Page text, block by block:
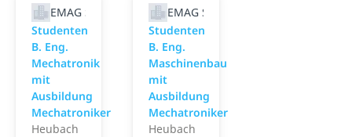
EMAG Salach Maschinenfabrik GmbH
Studenten
B. Eng.
Mechatronik
mit
Ausbildung
Mechatroniker
Heubach
EMAG Salach Maschinenfabrik
Studenten
B. Eng.
Maschinenbau
mit
Ausbildung
Mechatroniker
Heubach